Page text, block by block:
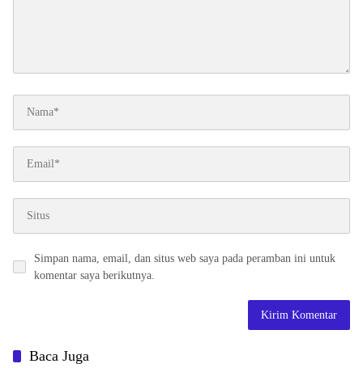
Simpan nama, email, dan situs web saya pada peramban ini untuk
komentar saya berikutnya.
Baca Juga